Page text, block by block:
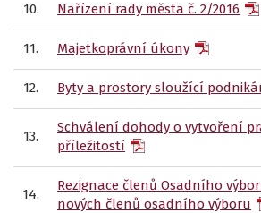
10. Nařízení rady města č. 2/2016
11. Majetkoprávní úkony
12. Byty a prostory sloužící
13.
Schválení dohody o vytvoření
příležitostí
14.
Rezignace členů Osadního
nových členů osadního výboru